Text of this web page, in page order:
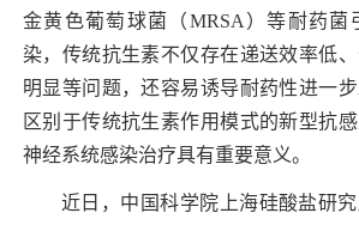
金黄色葡萄球菌（MRSA ）等耐药菌
染，传统抗生素不仅存在递送效率低
明显等问题，还容易诱导耐药性进一
区别于传统抗生素作用模式的新型抗
神经系统感染治疗具有重要意义。
近日，中国科学院上海硅酸盐研